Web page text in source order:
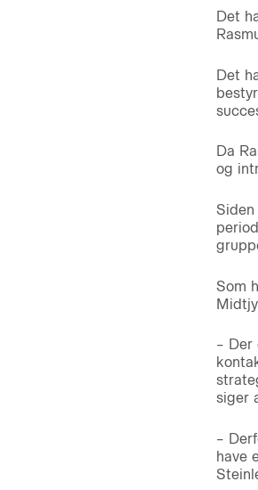
Det
Det
Da
og
Som
– Der
siger
–
have